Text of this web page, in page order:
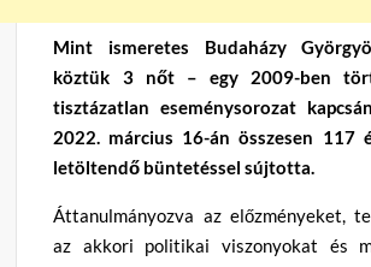
Mint ismeretes Budaházy
köztük 3 nőt – egy 2009-ben
tisztázatlan eseménysorozat
2022. március 16-án összesen 117
letöltendő büntetéssel sújtotta.
Áttanulmányozva az előzményeket,
az akkori politikai viszonyokat és